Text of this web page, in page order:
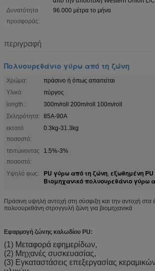
Δυνατότητα
προσφοράς:
96.000 μέτρα το μήνα
περιγραφή
Πολυουρεθάνιο γύρω από τη ζώνη
Χρώμα:
πράσινο ή όπως απαιτείται
Υλικό:
πύργος
longth:
300m/roll 200m/roll 100m/roll
Σκληρότητα:
85A-90A
εκτατό
ποσοστό:
0.3kg-31.3kg
τεντώνοντας
ποσοστό:
1.5%-3%
Υψηλό φως: PU γύρω από τη ζώνη, εξωθημένη
Βιομηχανικό πολυουρεθάνιο γύρω
Πράσινη υψηλή αντοχή στη σύσφιξη και την αντοχή στα
πολυουρεθάνη στρογγυλή ζώνη για βιομηχανικά
Εφαρμογή ζώνης καλωδίου PU:
(1) Μεταφορά εφημερίδων,
(2) Μηχανές συσκευασίας,
(3) Εγκαταστάσεις επεξεργασίας